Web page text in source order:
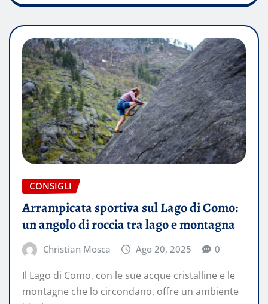
CONSIGLI
Arrampicata sportiva sul Lago di Como:
un angolo di roccia tra lago e montagna
Christian Mosca Ago 20, 2025 0
Il Lago di Como, con le sue acque cristalline e le
montagne che lo circondano, offre un ambiente